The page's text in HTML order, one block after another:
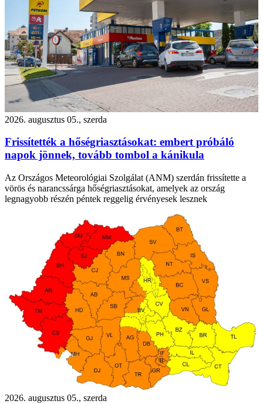
2026. augusztus 05., szerda
Frissítették a hőségriasztásokat: embert próbáló
napok jönnek, tovább tombol a kánikula
Az Országos Meteorológiai Szolgálat (ANM) szerdán frissítette a
vörös és narancssárga hőségriasztásokat, amelyek az ország
legnagyobb részén péntek reggelig érvényesek lesznek
2026. augusztus 05., szerda